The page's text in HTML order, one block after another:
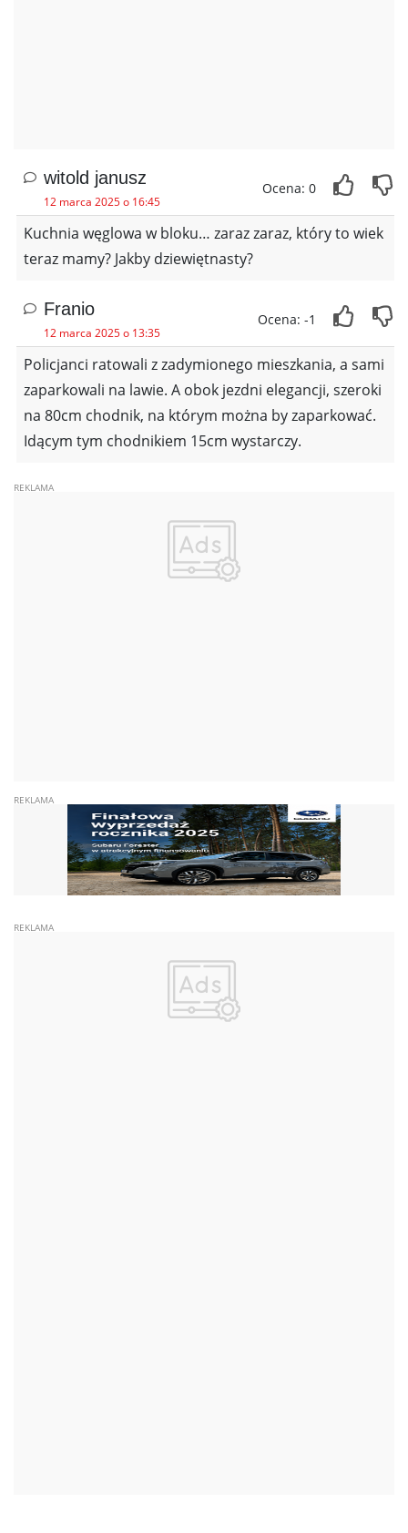
witold janusz
12 marca 2025 o 16:45
Ocena: 0
Kuchnia węglowa w bloku… zaraz zaraz, który to wiek
teraz mamy? Jakby dziewiętnasty?
Franio
12 marca 2025 o 13:35
Ocena: -1
Policjanci ratowali z zadymionego mieszkania, a sami
zaparkowali na lawie. A obok jezdni elegancji, szeroki
na 80cm chodnik, na którym można by zaparkować.
Idącym tym chodnikiem 15cm wystarczy.